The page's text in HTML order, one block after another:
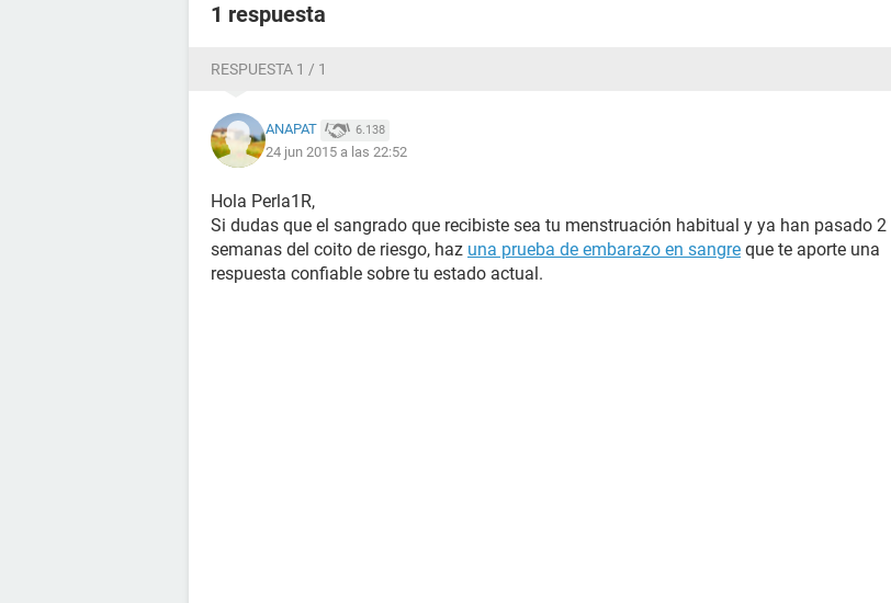
1 respuesta
RESPUESTA 1 / 1
ANAPAT 6.138
24 jun 2015 a las 22:52
Hola Perla1R,
Si dudas que el sangrado que recibiste sea tu menstruación habitual y ya han pasado 2
semanas del coito de riesgo, haz una prueba de embarazo en sangre que te aporte una
respuesta confiable sobre tu estado actual.